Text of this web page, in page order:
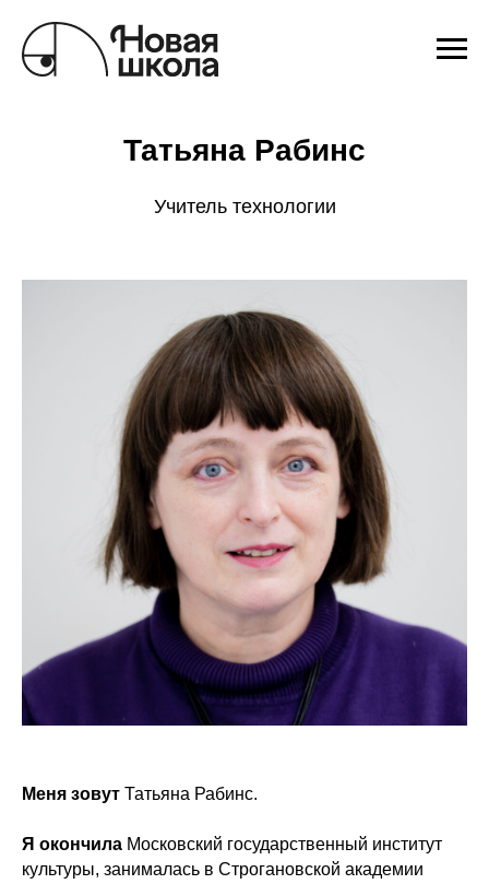
Татьяна Рабинс
Учитель технологии
Меня зовут Татьяна Рабинс.
Я окончила Московский государственный институт
культуры, занималась в Строгановской академии